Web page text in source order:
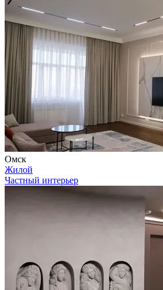
Омск
Жилой
Частный интерьер